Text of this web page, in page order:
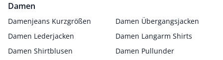
Damen
Damenjeans Kurzgrößen
Damen Übergangsjacken
Damen Lederjacken
Damen Langarm Shirts
Damen Shirtblusen
Damen Pullunder